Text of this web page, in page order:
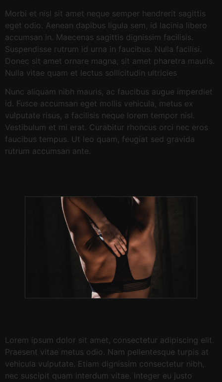
Morbi et nisl sit amet neque semper hendrerit sagittis
eget odio. Aenean dapibus ligula sem, id lacinia libero
accumsan in. Maecenas sagittis dignissim facilisis.
Suspendisse rutrum id urna in faucibus. Nulla facilisi.
Donec sit amet ornare magna, sit amet pharetra mauris.
Nulla vitae quam et lectus sollicitudin ultricies
Nunc aliquam nibh mauris, ac faucibus augue imperdiet
id. Fusce accumsan eget mollis vehicula, metus ex
vulputate risus, a facilisis neque lorem tempor nisl.
Vestibulum et mi erat. Curabitur rhoncus orci nec eros
faucibus tempus. Ut leo quam, feugiat sed gravida
rutrum accumsan ante.
Lorem ipsum dolor sit amet, consectetur adipiscing elit.
Praesent vitae metus odio. Nam pellentesque turpis at
vehicula vulputate. Etiam dignissim consectetur nibh,
nec suscipit quam interdum vitae. Integer eu justo